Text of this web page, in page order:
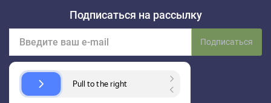
Подписаться на рассылку
Подписаться